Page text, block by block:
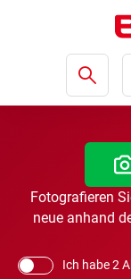
Fotografieren
neue anhand
Ich habe 2